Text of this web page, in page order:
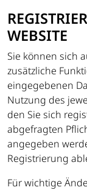
WEBSITE
Sie können sich
zusätzliche
eingegebenen
Nutzung des
den Sie sich
abgefragten
angegeben
Registrierung
Für wichtige